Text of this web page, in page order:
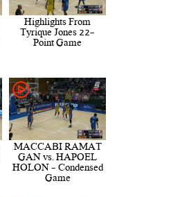
Highlights From
Tyrique Jones 22-
Point Game
MACCABI RAMAT
GAN vs. HAPOEL
HOLON - Condensed
Game